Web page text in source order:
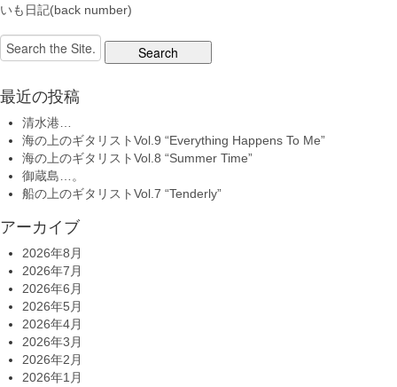
いも日記(back number)
Search
for:
最近の投稿
清水港…
海の上のギタリストVol.9 “Everything Happens To Me”
海の上のギタリストVol.8 “Summer Time”
御蔵島…。
船の上のギタリストVol.7 “Tenderly”
アーカイブ
2026年8月
2026年7月
2026年6月
2026年5月
2026年4月
2026年3月
2026年2月
2026年1月